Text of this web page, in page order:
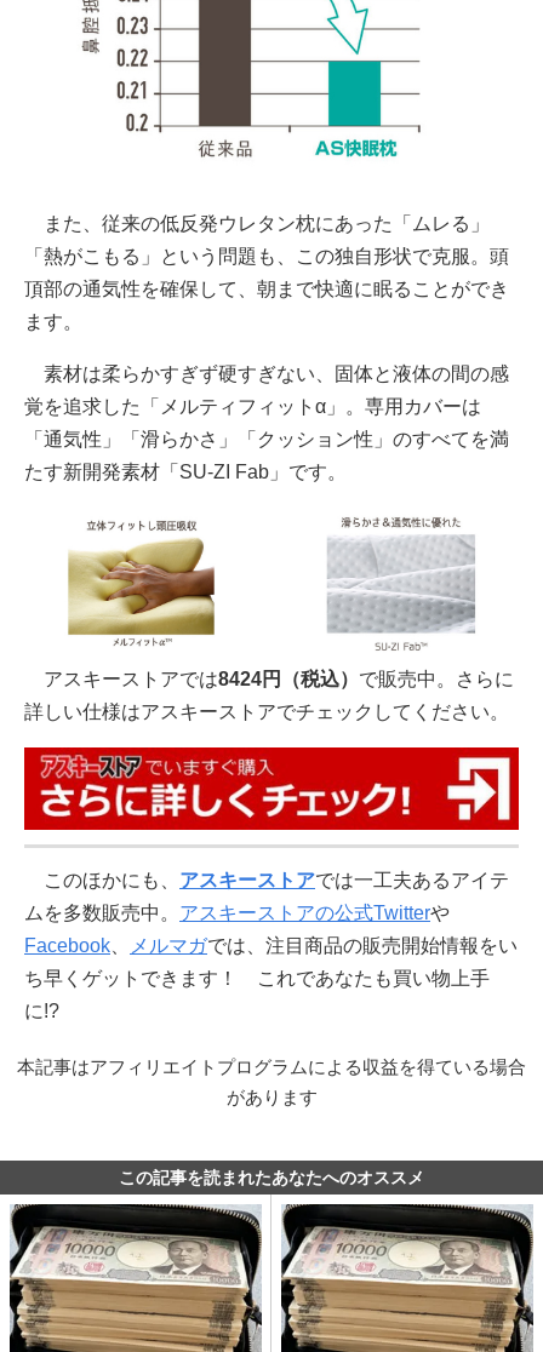
また、従来の低反発ウレタン枕にあった「ムレる」
「熱がこもる」という問題も、この独自形状で克服。頭
頂部の通気性を確保して、朝まで快適に眠ることができ
ます。
素材は柔らかすぎず硬すぎない、固体と液体の間の感
覚を追求した「メルティフィットα」。専用カバーは
「通気性」「滑らかさ」「クッション性」のすべてを満
たす新開発素材「SU-ZI Fab」です。
アスキーストアでは8424円（税込） で販売中。さらに
詳しい仕様はアスキーストアでチェックしてください。
このほかにも、 アスキーストアでは一工夫あるアイテ
ムを多数販売中。 アスキーストアの公式Twitterや
Facebook
メルマガでは、注目商品の販売開始情報をい
ち早くゲットできます！ これであなたも買い物上手
に!?
本記事はアフィリエイトプログラムによる収益を得ている場合
があります
この記事を読まれたあなたへのオススメ